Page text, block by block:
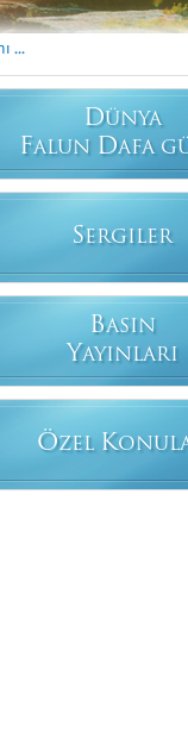
...
DÜNYA
FALUN DAFA
SERGILER
BASIN
YAYINLARI
ÖZEL K